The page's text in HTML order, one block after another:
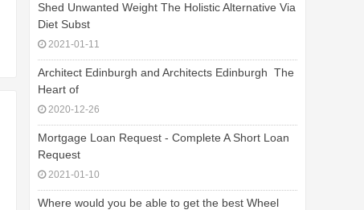
Shed Unwanted Weight The Holistic Alternative Via
Diet Subst
2021-01-11
Architect Edinburgh and Architects Edinburgh  The
Heart of
2020-12-26
Mortgage Loan Request - Complete A Short Loan
Request
2021-01-10
Where would you be able to get the best Wheel